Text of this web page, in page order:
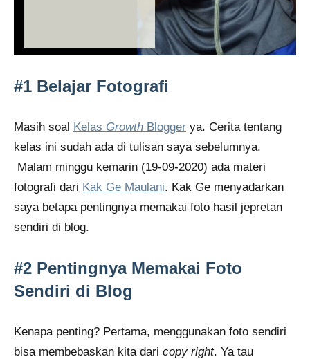
#1 Belajar Fotografi
Masih soal Kelas Growth Blogger ya. Cerita tentang
kelas ini sudah ada di tulisan saya sebelumnya.
Malam minggu kemarin (19-09-2020) ada materi
fotografi dari Kak Ge Maulani. Kak Ge menyadarkan
saya betapa pentingnya memakai foto hasil jepretan
sendiri di blog.
#2 Pentingnya Memakai Foto
Sendiri di Blog
Kenapa penting? Pertama, menggunakan foto sendiri
bisa membebaskan kita dari copy right. Ya tau